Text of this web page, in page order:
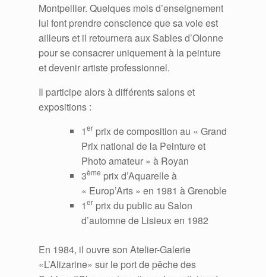
Montpellier. Quelques mois d’enseignement
lui font prendre conscience que sa voie est
ailleurs et il retournera aux Sables d’Olonne
pour se consacrer uniquement à la peinture
et devenir artiste professionnel.
Il participe alors à différents salons et
expositions :
1er prix de composition au « Grand
Prix national de la Peinture et
Photo amateur » à Royan
3ème prix d’Aquarelle à
« Europ’Arts » en 1981 à Grenoble
1er prix du public au Salon
d’automne de Lisieux en 1982
En 1984, il ouvre son Atelier-Galerie
«L’Alizarine» sur le port de pêche des